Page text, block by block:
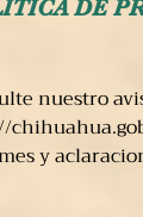
DE
nuestro
y